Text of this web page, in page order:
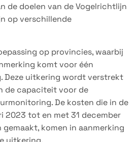
de doelen van de Vogelrichtlijn
op verschillende
op provincies, waarbij
komt voor één
Deze uitkering wordt verstrekt
de capaciteit voor de
De kosten die in de
2023 tot en met 31 december
komen in aanmerking